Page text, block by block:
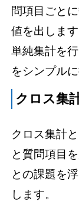
問項目ごと
値を出します
単純集計を
をシンプル
クロス集
クロス集計
と質問項目
との課題を
します。